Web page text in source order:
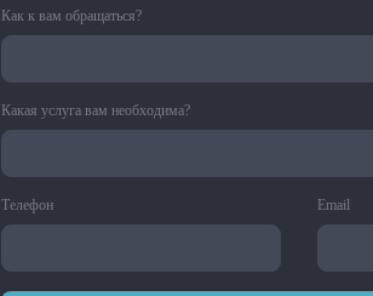
Как к вам обращаться?
Какая услуга вам необходима?
Телефон Email